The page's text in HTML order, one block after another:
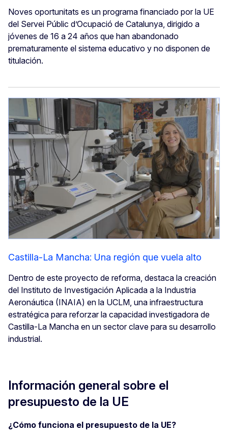
Noves oportunitats es un programa financiado por la UE
del Servei Públic d’Ocupació de Catalunya, dirigido a
jóvenes de 16 a 24 años que han abandonado
prematuramente el sistema educativo y no disponen de
titulación.
Castilla-La Mancha: Una región que vuela alto
Dentro de este proyecto de reforma, destaca la creación
del Instituto de Investigación Aplicada a la Industria
Aeronáutica (INAIA) en la UCLM, una infraestructura
estratégica para reforzar la capacidad investigadora de
Castilla-La Mancha en un sector clave para su desarrollo
industrial.
Información general sobre el
presupuesto de la UE
¿Cómo funciona el presupuesto de la UE?